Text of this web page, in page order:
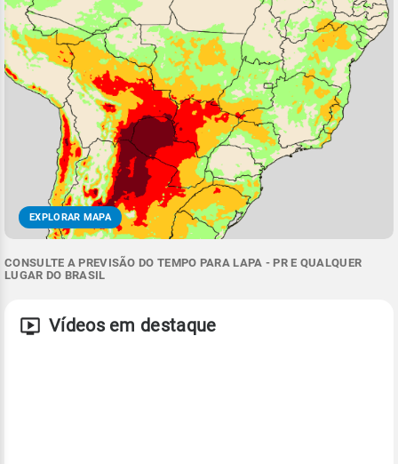
EXPLORAR MAPA
CONSULTE A PREVISÃO DO TEMPO PARA LAPA - PR E QUALQUER
LUGAR DO BRASIL
Vídeos em destaque